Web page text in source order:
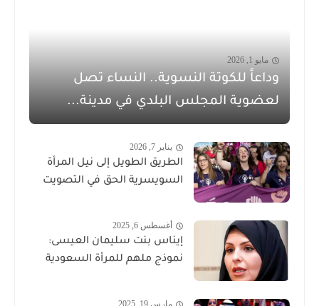
مايو 1, 2026
وداعاً للكوتة النسوية.. النساء تصل
لعضوية المجلس البلدي في مدينة...
يناير 7, 2026
الطريق الطويل إلى نيل المرأة
السويسرية الحق في التصويت
أغسطس 6, 2025
إيناس بنت سليمان العيسى:
نموذج ملهم للمرأة السعودية